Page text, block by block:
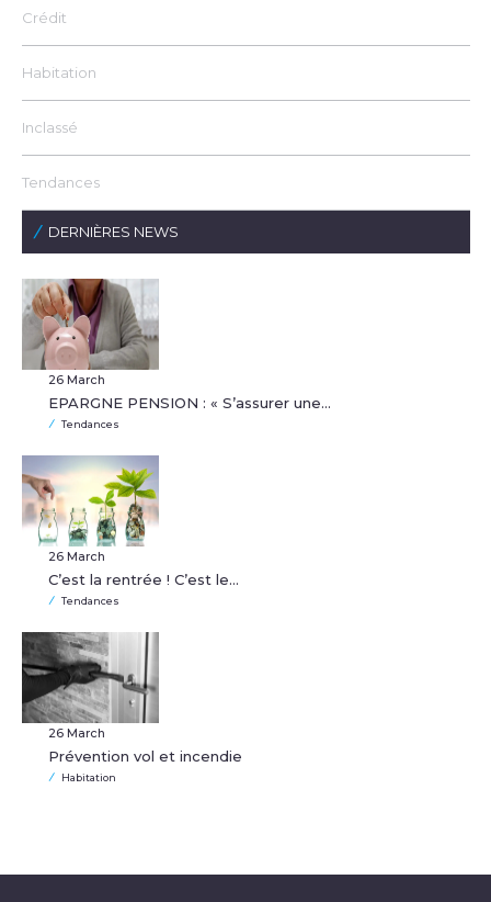
Crédit
Habitation
Inclassé
Tendances
DERNIÈRES NEWS
26 March
EPARGNE PENSION : « S’assurer une…
Tendances
26 March
C’est la rentrée ! C’est le…
Tendances
26 March
Prévention vol et incendie
Habitation